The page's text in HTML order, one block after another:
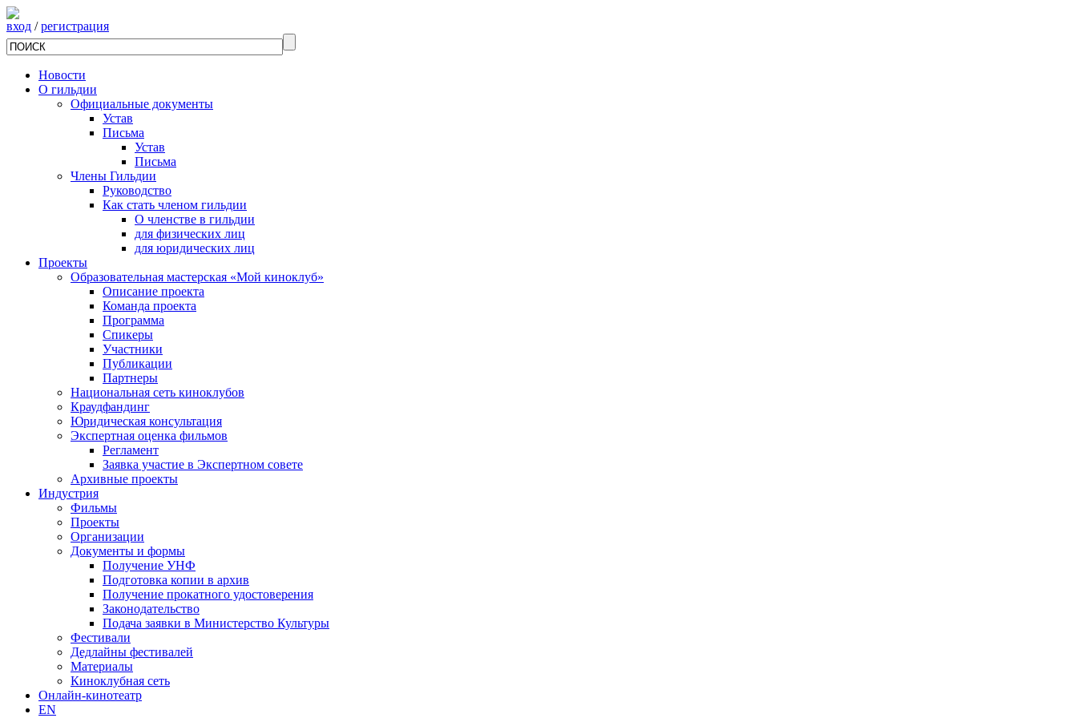
вход /регистрация
Новости
О гильдии
Официальные документы
Устав
Письма
Устав
Письма
Члены Гильдии
Руководство
Как стать членом гильдии
О членстве в гильдии
для физических лиц
для юридических лиц
Проекты
Образовательная мастерская «Мой киноклуб»
Описание проекта
Команда проекта
Программа
Спикеры
Участники
Публикации
Партнеры
Национальная сеть киноклубов
Краудфандинг
Юридическая консультация
Экспертная оценка фильмов
Регламент
Заявка участие в Экспертном совете
Архивные проекты
Индустрия
Фильмы
Проекты
Организации
Документы и формы
Получение УНФ
Подготовка копии в архив
Получение прокатного удостоверения
Законодательство
Подача заявки в Министерство Культуры
Фестивали
Дедлайны фестивалей
Материалы
Киноклубная сеть
Онлайн-кинотеатр
EN